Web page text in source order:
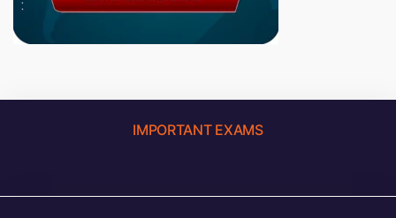
IMPORTANT EXAMS